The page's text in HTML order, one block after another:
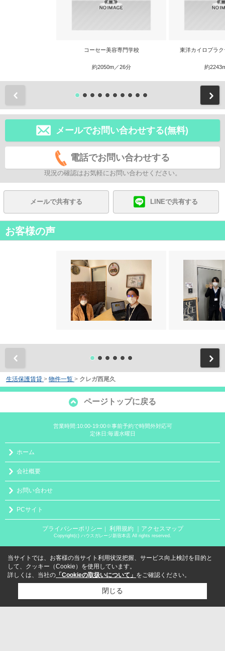
コーセー美容専門学校
約2050m／26分
東洋カイロプラ
約
メールでお問い合わせする(無料)
電話でお問い合わせする
現況の確認はお気軽にお問い合わせください。
メールで共有する LINEで共有する
お客様の声
生活保護賃貸 > 物件一覧 > クレガ西尾久
ページトップに戻る
営業時間:10:00-19:00※事前予約で時間外対応可
定休日:毎週水曜日
ホーム
会社概要
お問い合わせ
PCサイト
プライバシーポリシー 利用規約 ｜アクセスマップ
Copyright(c) ハウスガレージ新宿本店 All rights reserved.
当サイトでは、お客様の当サイト利用状況把握、サービス向上検討を目的と
して、クッキー（Cookie）を使用しています。
詳しくは、当社の 「Cookieの取扱いについて」 をご確認ください。
閉じる